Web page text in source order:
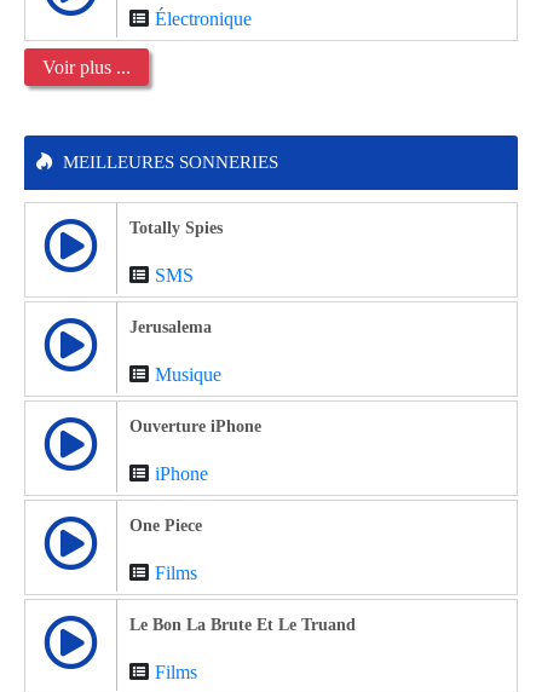
Électronique
Voir plus ...
MEILLEURES SONNERIES
Totally Spies
SMS
Jerusalema
Musique
Ouverture iPhone
iPhone
One Piece
Films
Le Bon La Brute Et Le Truand
Films